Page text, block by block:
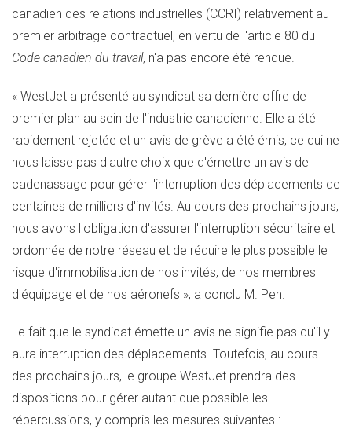
canadien des relations industrielles (CCRI) relativement au
premier arbitrage contractuel, en vertu de l'article 80 du
Code canadien du travail, n'a pas encore été rendue.
« WestJet a présenté au syndicat sa dernière offre de
premier plan au sein de l'industrie canadienne. Elle a été
rapidement rejetée et un avis de grève a été émis, ce qui ne
nous laisse pas d'autre choix que d'émettre un avis de
cadenassage pour gérer l'interruption des déplacements de
centaines de milliers d'invités. Au cours des prochains jours,
nous avons l'obligation d'assurer l'interruption sécuritaire et
ordonnée de notre réseau et de réduire le plus possible le
risque d'immobilisation de nos invités, de nos membres
d'équipage et de nos aéronefs », a conclu M. Pen.
Le fait que le syndicat émette un avis ne signifie pas qu'il y
aura interruption des déplacements. Toutefois, au cours
des prochains jours, le groupe WestJet prendra des
dispositions pour gérer autant que possible les
répercussions, y compris les mesures suivantes :